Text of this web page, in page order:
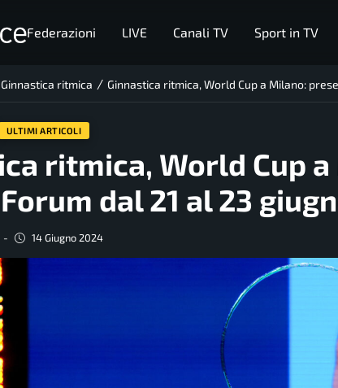
Federazioni LIVE Canali TV Sport in TV
Ginnastica ritmica / Ginnastica ritmica, World Cup a Milano:
ULTIMI ARTICOLI
ritmica, World Cup
dal 21 al 23
- 14 Giugno 2024